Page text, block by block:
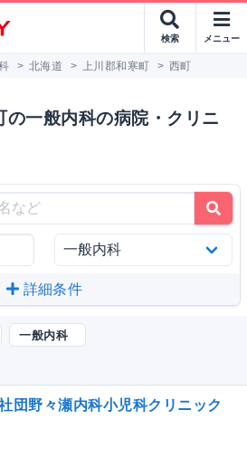
検索 メニュー
> 北海道 > 上川郡和寒町 > 西町
の一般内科の病院・クリニ
詳細条件
一般内科
団野々瀬内科小児科クリニック